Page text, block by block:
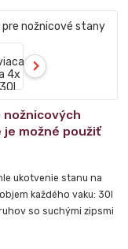
možné použiť
ukotvenie stanu na
každého vaku: 30l
so suchými zipsmi